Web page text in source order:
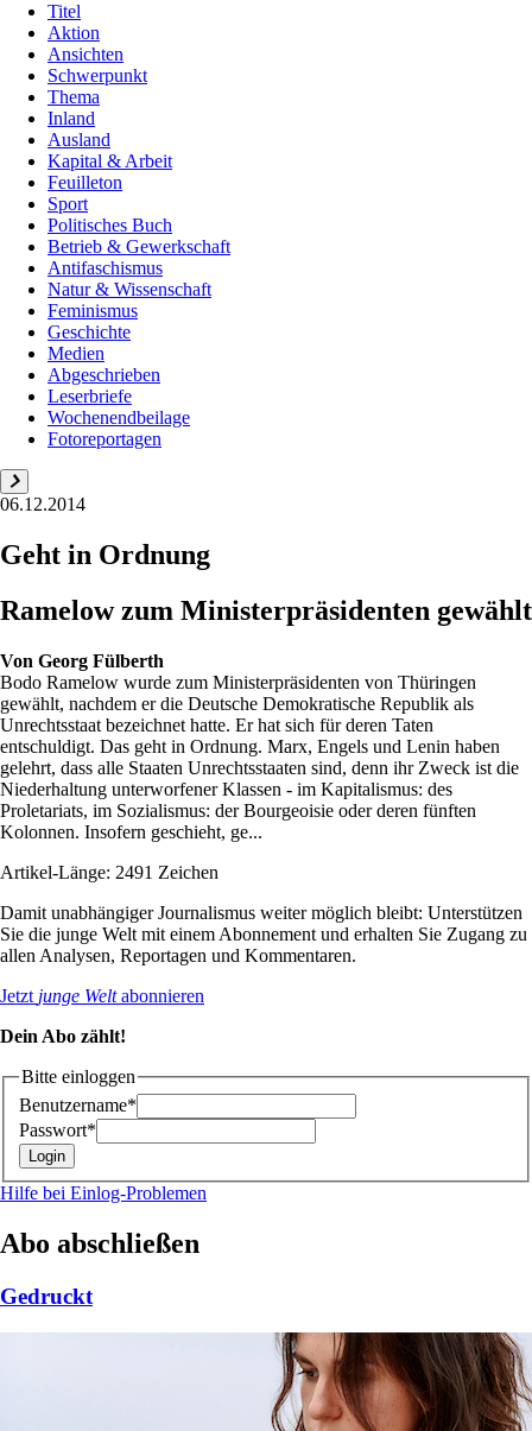
Titel
Aktion
Ansichten
Schwerpunkt
Thema
Inland
Ausland
Kapital & Arbeit
Feuilleton
Sport
Politisches Buch
Betrieb & Gewerkschaft
Antifaschismus
Natur & Wissenschaft
Feminismus
Geschichte
Medien
Abgeschrieben
Leserbriefe
Wochenendbeilage
Fotoreportagen
06.12.2014
Geht in Ordnung
Ramelow zum Ministerpräsidenten gewählt
Von Georg Fülberth
Bodo Ramelow wurde zum Ministerpräsidenten von Thüringen
gewählt, nachdem er die Deutsche Demokratische Republik als
Unrechtsstaat bezeichnet hatte. Er hat sich für deren Taten
entschuldigt. Das geht in Ordnung. Marx, Engels und Lenin haben
gelehrt, dass alle Staaten Unrechtsstaaten sind, denn ihr Zweck ist die
Niederhaltung unterworfener Klassen - im Kapitalismus: des
Proletariats, im Sozialismus: der Bourgeoisie oder deren fünften
Kolonnen. Insofern geschieht, ge...
Artikel-Länge: 2491 Zeichen
Damit unabhängiger Journalismus weiter möglich bleibt: Unterstützen
Sie die junge Welt mit einem Abonnement und erhalten Sie Zugang zu
allen Analysen, Reportagen und Kommentaren.
Jetzt junge Weltabonnieren
Dein Abo zählt!
Bitte einloggen
Benutzername*
Passwort*
Hilfe bei Einlog-Problemen
Abo abschließen
Gedruckt